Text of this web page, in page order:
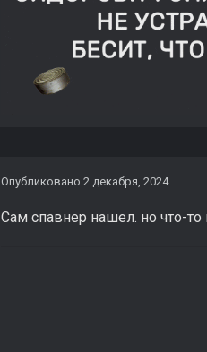
Опубликовано 2 декабря, 2024
Сам спавнер нашел. но что-то